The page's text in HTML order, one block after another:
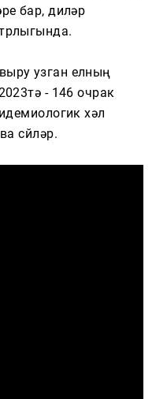
бар, диләр
узган елның
- 146 очрак
хәл
сөйләр.